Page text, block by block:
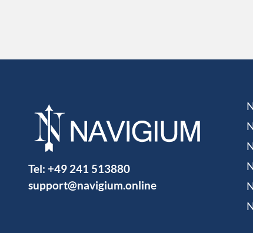
Tel: +49 241 513880
support@navigium.online